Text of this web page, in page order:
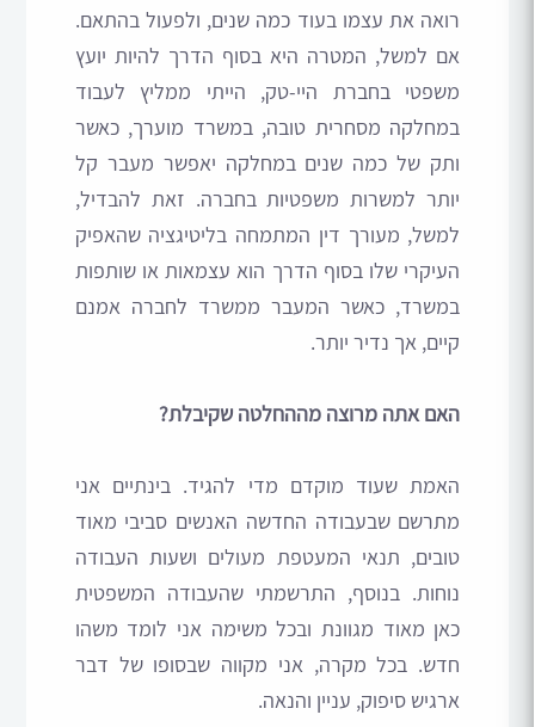
רואה את עצמו בעוד כמה שנים, ולפעול בהתאם.
אם למשל, המטרה היא בסוף הדרך להיות יועץ
משפטי בחברת היי-טק, הייתי ממליץ לעבוד
במחלקה מסחרית טובה, במשרד מוערך, כאשר
ותק של כמה שנים במחלקה יאפשר מעבר קל
יותר למשרות משפטיות בחברה. זאת להבדיל,
למשל, מעורך דין המתמחה בליטיגציה שהאפיק
העיקרי שלו בסוף הדרך הוא עצמאות או שותפות
במשרד, כאשר המעבר ממשרד לחברה אמנם
קיים, אך נדיר יותר.
האם אתה מרוצה מההחלטה שקיבלת?
האמת שעוד מוקדם מדי להגיד. בינתיים אני
מתרשם שבעבודה החדשה האנשים סביבי מאוד
טובים, תנאי המעטפת מעולים ושעות העבודה
נוחות. בנוסף, התרשמתי שהעבודה המשפטית
כאן מאוד מגוונת ובכל משימה אני לומד משהו
חדש. בכל מקרה, אני מקווה שבסופו של דבר
ארגיש סיפוק, עניין והנאה.